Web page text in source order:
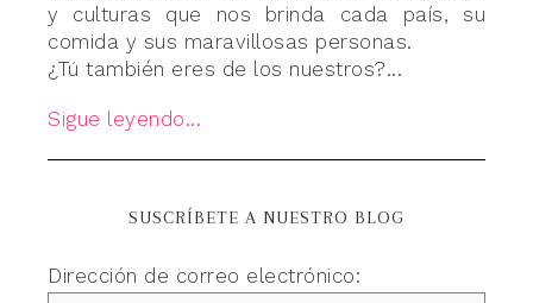
y culturas que nos brinda cada país, su
comida y sus maravillosas personas.
¿Tú también eres de los nuestros?...
Sigue leyendo...
SUSCRÍBETE A NUESTRO BLOG
Dirección de correo electrónico: